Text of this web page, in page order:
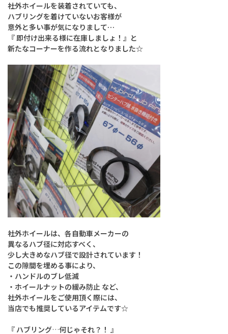
社外ホイールを装着されていても、
ハブリングを着けていないお客様が
意外と多い事が気になりまして…
『 即付け出来る様に在庫しましょ！』と
新たなコーナーを作る流れとなりました☆
社外ホイールは、各自動車メーカーの
異なるハブ径に対応すべく、
少し大きめなハブ径で設計されています！
この隙間を埋める事により、
・ハンドルのブレ低減
・ホイールナットの緩み防止 など、
社外ホイールをご使用頂く際には、
当店でも推奨しているアイテムです☆
『 ハブリング…何じゃそれ？！ 』